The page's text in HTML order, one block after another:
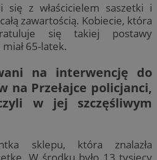
się z właścicielem saszetki i
zawartością. Kobiecie, która
się takiej postawy
65-latek.
na interwencję do
na Przełajce policjanci,
w jej szczęśliwym
sklepu, która znalazła